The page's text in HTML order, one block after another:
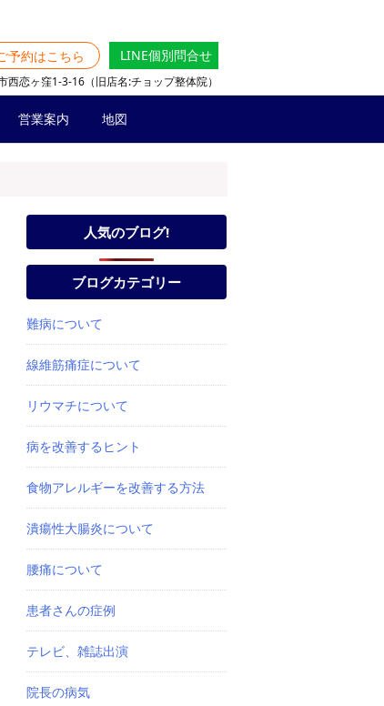
予約はこちら LINE個別問合せ
西恋ヶ窪1-3-16（旧店名:チョップ整体院）
営業案内 地図
人気のブログ!
ブログカテゴリー
難病について
線維筋痛症について
リウマチについて
病を改善するヒント
食物アレルギーを改善する方法
潰瘍性大腸炎について
腰痛について
患者さんの症例
テレビ、雑誌出演
院長の病気